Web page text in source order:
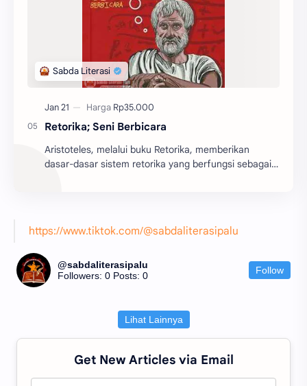
Retorika; Seni Berbicara
Aristoteles, melalui buku Retorika, memberikan
dasar-dasar sistem retorika yang berfungsi sebagai
https://www.tiktok.com/@sabdaliterasipalu
@sabdaliterasipalu
Followers: 0 Posts: 0 Follow
Lihat Lainnya
Get New Articles via Email